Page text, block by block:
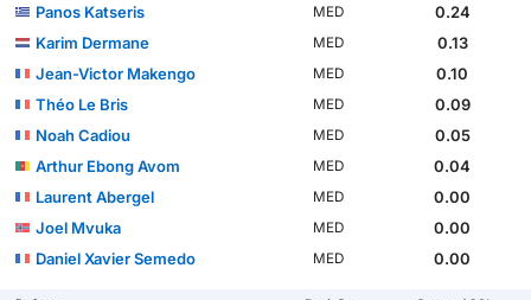
Panos Katseris MED
0.24
Karim Dermane
MED
0.13
Jean-Victor Makengo
MED
0.10
Théo Le Bris
MED
0.09
Noah Cadiou
MED
0.05
Arthur Ebong Avom
MED
0.04
Laurent Abergel
MED
0.00
Joel Mvuka
MED
0.00
Daniel Xavier Semedo
MED 0.00